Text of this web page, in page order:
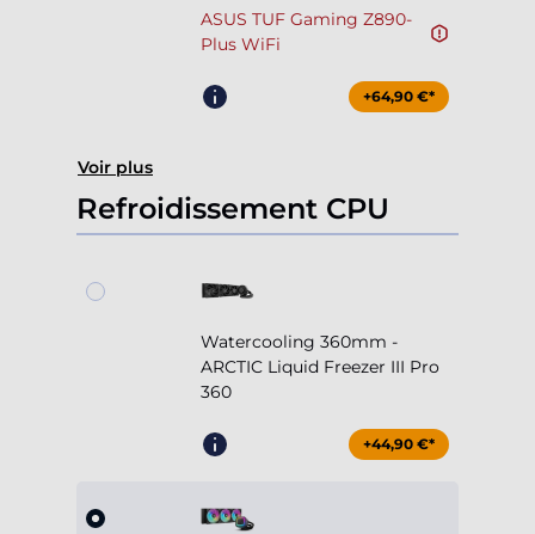
ASUS TUF Gaming Z890-
Plus WiFi
+64,90 €*
Voir plus
Refroidissement CPU
Watercooling 360mm -
ARCTIC Liquid Freezer III Pro
360
+44,90 €*